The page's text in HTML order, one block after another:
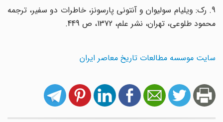
9. رک: ویلیام سولیوان و آنتونی پارسونز، خاطرات دو سفیر، ترجمه
محمود طلوعی، تهران، نشر علم، 1372، ص 449.
سایت موسسه مطالعات تاریخ معاصر ایران